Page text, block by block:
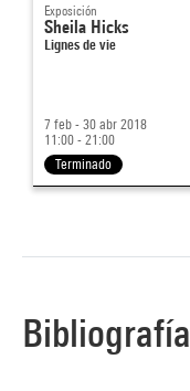
Exposición
Sheila Hicks
Lignes de vie
7 feb - 30 abr 2018
11:00 - 21:00
Terminado
Bibliografía